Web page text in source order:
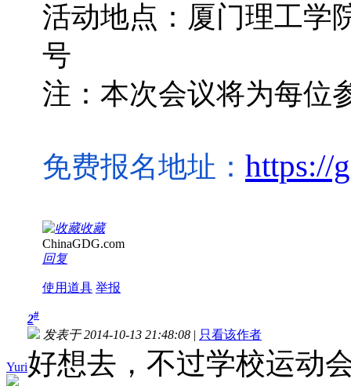
活动地点：厦门理工学
号
注：本次会议将为每位
免费报名地址： https://
收藏
ChinaGDG.com
回复
使用道具 举报
Yuri
2#
发表于 2014-10-13 21:48:08 | 只看该作者
好想去，不过学校运动